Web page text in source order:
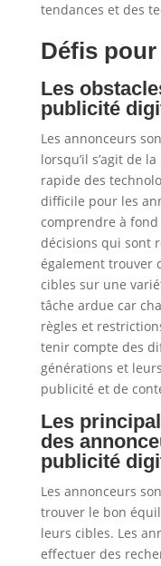
tendances et des
Défis
Les
publicité
Les annonceurs
lorsqu’il s’agit de
rapide des
difficile pour les
comprendre à
décisions qui sont
également trouver
cibles sur une
tâche ardue car
règles et
tenir compte des
générations et
publicité et de
Les
des
publicité
Les annonceurs
trouver le bon
leurs cibles. Les
effectuer des